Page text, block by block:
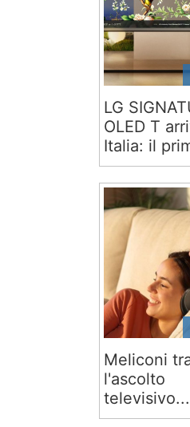
LG
OLED T
Italia: il
Meliconi
l'ascolto
televisivo...